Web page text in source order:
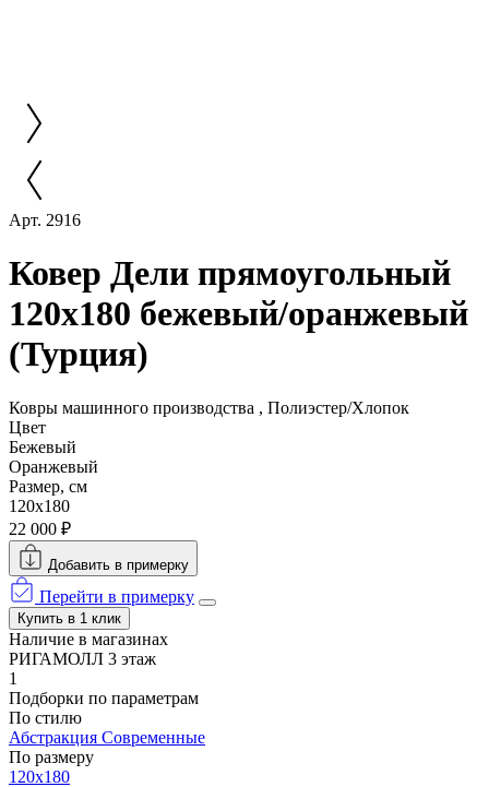
Арт. 2916
Ковер Дели прямоугольный
120x180 бежевый/оранжевый
(Турция)
Ковры машинного производства , Полиэстер/Хлопок
Цвет
Бежевый
Оранжевый
Размер, см
120x180
22 000 ₽
Добавить в примерку
Перейти в примерку
Купить в 1 клик
Наличие в магазинах
РИГАМОЛЛ 3 этаж
1
Подборки по параметрам
По стилю
Абстракция Современные
По размеру
120x180